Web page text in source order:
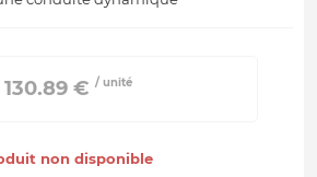
130.89 € / unité
non disponible